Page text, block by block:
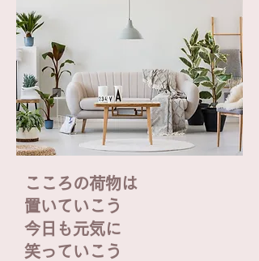
こころの荷物は
置いていこう
今日も元気に
笑っていこう